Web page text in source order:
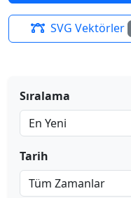
SVG Vektörler
Sıralama
Tarih